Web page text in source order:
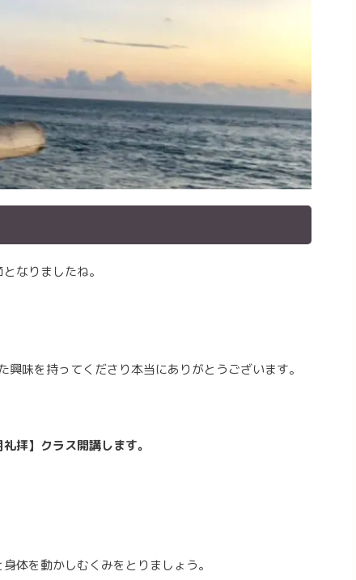
なりましたね。
味を持ってくださり本当にありがとうございます。
拝】クラス開講します。
体を動かしむくみをとりましょう。